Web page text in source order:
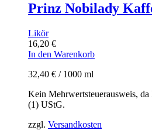
Prinz Nobilady
Likör
16,20 €
In den Warenkorb
32,40 € / 1000 ml
Kein Mehrwertsteuerausweis,
(1) UStG.
zzgl. Versandkosten